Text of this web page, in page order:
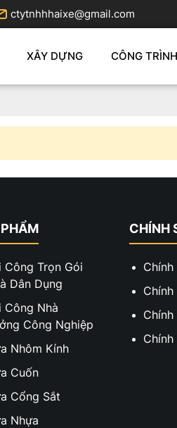
ctytnhhhaixe@gmail.com
XÂY DỰNG CÔNG TRÌNH
Công Trọn Gói
Dân Dụng
Công Nhà
Công Nghiệp
Nhôm Kính
Cuốn
Cổng Sắt
Nhựa
CHÍNH